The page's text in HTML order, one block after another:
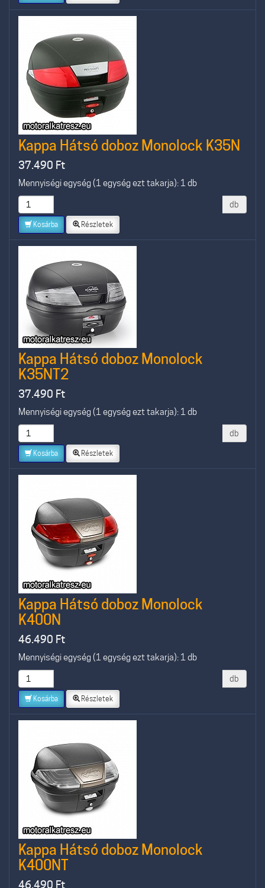
Kappa Hátsó doboz Monolock K35N
37.490 Ft
Mennyiségi egység (1 egység ezt takarja): 1 db
db
Kosárba Részletek
Kappa Hátsó doboz Monolock
K35NT2
37.490 Ft
Mennyiségi egység (1 egység ezt takarja): 1 db
db
Kosárba Részletek
Kappa Hátsó doboz Monolock
K400N
46.490 Ft
Mennyiségi egység (1 egység ezt takarja): 1 db
db
Kosárba Részletek
Kappa Hátsó doboz Monolock
K400NT
46.490 Ft